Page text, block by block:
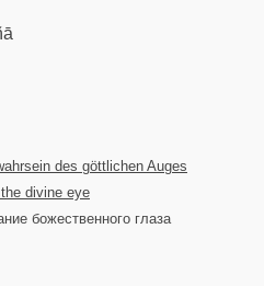
des göttlichen Auges
divine eye
божественного глаза